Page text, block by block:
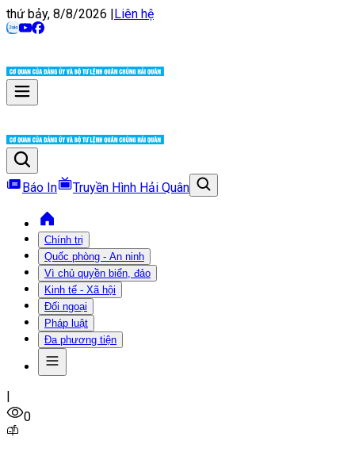
thứ bảy, 8/8/2026 |Liên hệ
Báo In Truyền Hình Hải Quân
Chính trị
Quốc phòng - An ninh
Vì chủ quyền biển, đảo
Kinh tế - Xã hội
Đối ngoại
Pháp luật
Đa phương tiện
|
0